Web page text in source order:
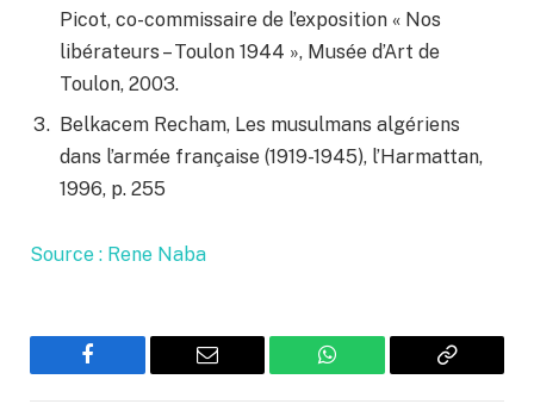
Picot, co-commissaire de l’exposition « Nos
libérateurs – Toulon 1944 », Musée d’Art de
Toulon, 2003.
Belkacem Recham, Les musulmans algériens
dans l’armée française (1919-1945), l’Harmattan,
1996, p. 255
Source : Rene Naba
Facebook Email WhatsApp
Copy